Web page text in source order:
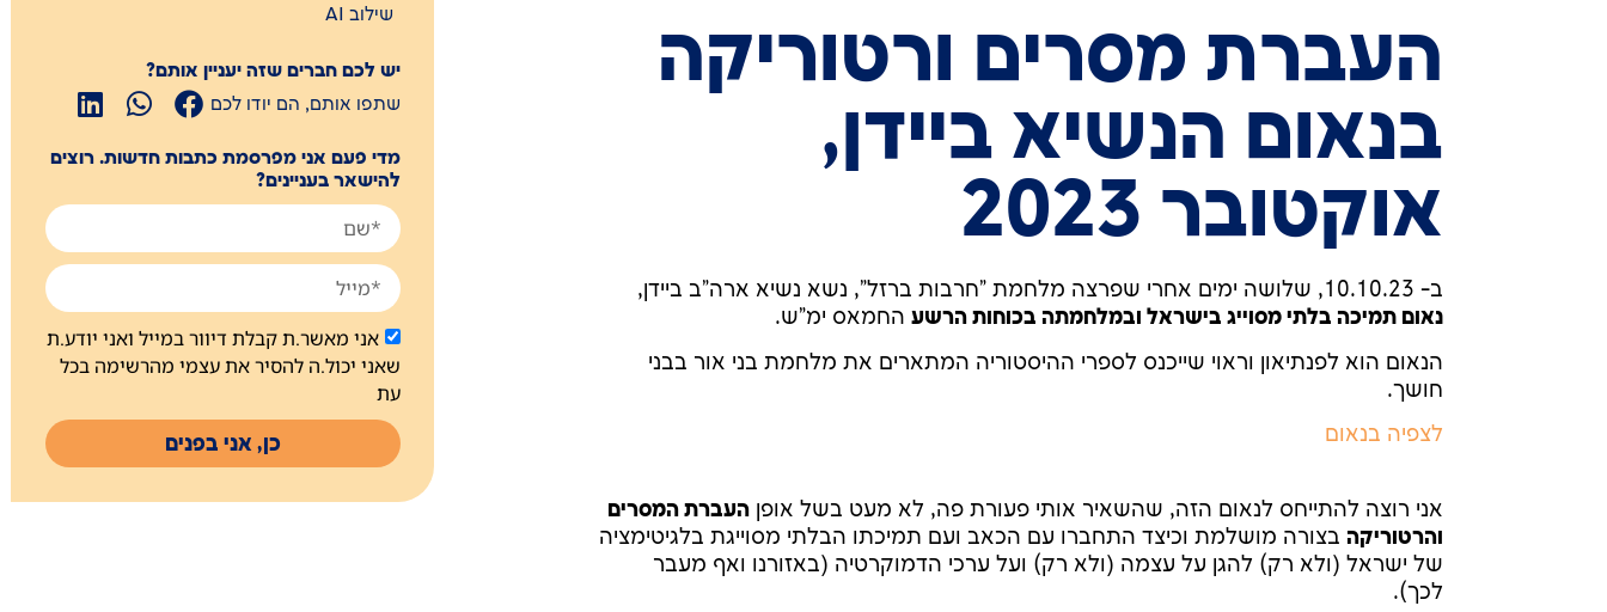
העברת מסרים ורטוריקה
בנאום הנשיא ביידן,
אוקטובר 2023
ב- 10.10.23, שלושה ימים אחרי שפרצה מלחמת "חרבות ברזל", נשא נשיא ארה"ב ביידן,
נאום תמיכה בלתי מסוייג בישראל ובמלחמתה בכוחות הרשע החמאס ימ"ש.
הנאום הוא לפנתיאון וראוי שייכנס לספרי ההיסטוריה המתארים את מלחמת בני אור בבני
חושך.
לצפיה בנאום
אני רוצה להתייחס לנאום הזה, שהשאיר אותי פעורת פה, לא מעט בשל אופןהעברת המסרים
והרטוריקה בצורה מושלמת וכיצד התחברו עם הכאב ועם תמיכתו הבלתי מסוייגת בלגיטימציה
של ישראל (ולא רק) להגן על עצמה (ולא רק) ועל ערכי הדמוקרטיה (באזורנו ואף מעבר
לכך).
שילוב AI
יש לכם חברים שזה יעניין אותם?
שתפו אותם, הם יודו לכם
מדי פעם אני מפרסמת כתבות חדשות. רוצים
להישאר בעניינים?
אני מאשר.ת קבלת דיוור במייל ואני יודע.ת
שאני יכול.ה להסיר את עצמי מהרשימה בכל
עת
כן, אני בפנים